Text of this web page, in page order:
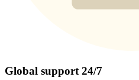
Global support 24/7